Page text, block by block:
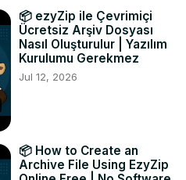
ezyZip
ezyzip/
showcase/ezyzip/
ezyzip
📦 ezyZip ile Çevrimiçi
Ücretsiz Arşiv Dosyası
Nasıl Oluşturulur | Yazılım
Kurulumu Gerekmez
Jul 12, 2026
📦 How to Create an
Archive File Using EzyZip